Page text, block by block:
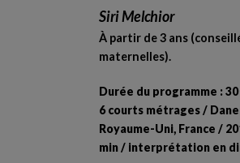
Siri Melchior
À partir de 3 ans
maternelles).
Durée du programme :
6 courts métrages /
Royaume-Uni, France /
min / interprétation en